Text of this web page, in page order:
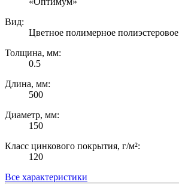
Вид:
Цветное полимерное полиэстеровое
Толщина, мм:
0.5
Длина, мм:
500
Диаметр, мм:
150
Класс цинкового покрытия, г/м²:
120
Все характеристики